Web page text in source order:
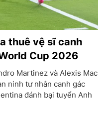
thuê vệ sĩ canh
Cup 2026
Martinez và Alexis Mac
ninh tư nhân canh gác
đánh bại tuyển Anh